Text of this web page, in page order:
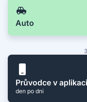
Auto
Průvodce v aplikaci
den po dni